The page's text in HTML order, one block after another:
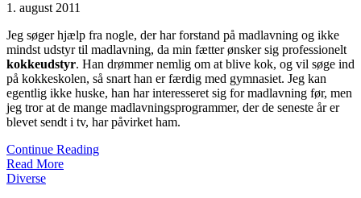
1. august 2011
Jeg søger hjælp fra nogle, der har forstand på madlavning og ikke
mindst udstyr til madlavning, da min fætter ønsker sig professionelt
kokkeudstyr. Han drømmer nemlig om at blive kok, og vil søge ind
på kokkeskolen, så snart han er færdig med gymnasiet. Jeg kan
egentlig ikke huske, han har interesseret sig for madlavning før, men
jeg tror at de mange madlavningsprogrammer, der de seneste år er
blevet sendt i tv, har påvirket ham.
Continue Reading
Read More
Posted
Diverse